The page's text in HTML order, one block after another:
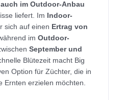
auch im Outdoor-Anbau
liefert. Im
Indoor-
sich auf einen Ertrag von
im Outdoor-
September und
Blütezeit macht Big
Option für Züchter, die in
Ernten erzielen möchten.